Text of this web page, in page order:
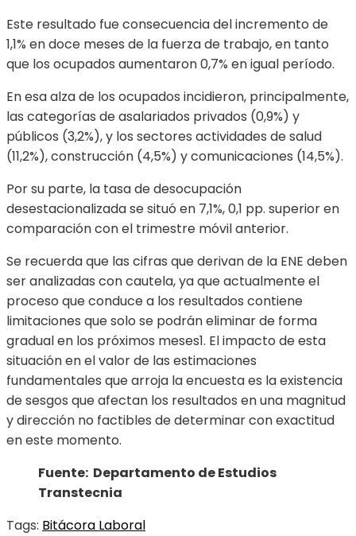
Este resultado fue consecuencia del incremento de
1,1% en doce meses de la fuerza de trabajo, en tanto
que los ocupados aumentaron 0,7% en igual período.
En esa alza de los ocupados incidieron, principalmente,
las categorías de asalariados privados (0,9%) y
públicos (3,2%), y los sectores actividades de salud
(11,2%), construcción (4,5%) y comunicaciones (14,5%).
Por su parte, la tasa de desocupación
desestacionalizada se situó en 7,1%, 0,1 pp. superior en
comparación con el trimestre móvil anterior.
Se recuerda que las cifras que derivan de la ENE deben
ser analizadas con cautela, ya que actualmente el
proceso que conduce a los resultados contiene
limitaciones que solo se podrán eliminar de forma
gradual en los próximos meses1. El impacto de esta
situación en el valor de las estimaciones
fundamentales que arroja la encuesta es la existencia
de sesgos que afectan los resultados en una magnitud
y dirección no factibles de determinar con exactitud
en este momento.
Fuente: Departamento de Estudios
Transtecnia
Tags: Bitácora Laboral